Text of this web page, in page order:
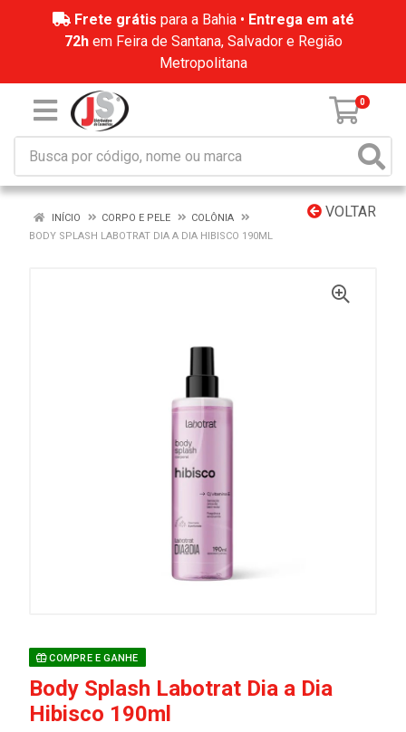
Frete grátis para a Bahia • Entrega em até
72hem Feira de Santana, Salvador e Região
Metropolitana
0
VOLTAR
INÍCIO CORPO E PELE
COLÔNIA
BODY SPLASH LABOTRAT DIA A DIA HIBISCO 190ML
COMPRE E GANHE
Body Splash Labotrat Dia a Dia
Hibisco 190ml